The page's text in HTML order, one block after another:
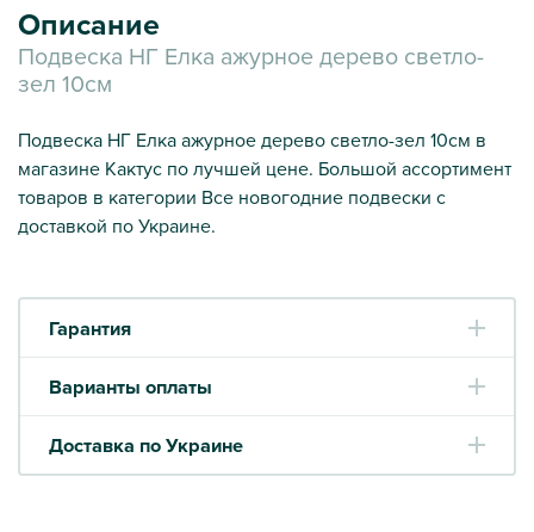
Описание
Подвеска НГ Елка ажурное дерево светло-
зел 10см
Подвеска НГ Елка ажурное дерево светло-зел 10см в
магазине Кактус по лучшей цене. Большой ассортимент
товаров в категории Все новогодние подвески с
доставкой по Украине.
Гарантия
Варианты оплаты
Доставка по Украине